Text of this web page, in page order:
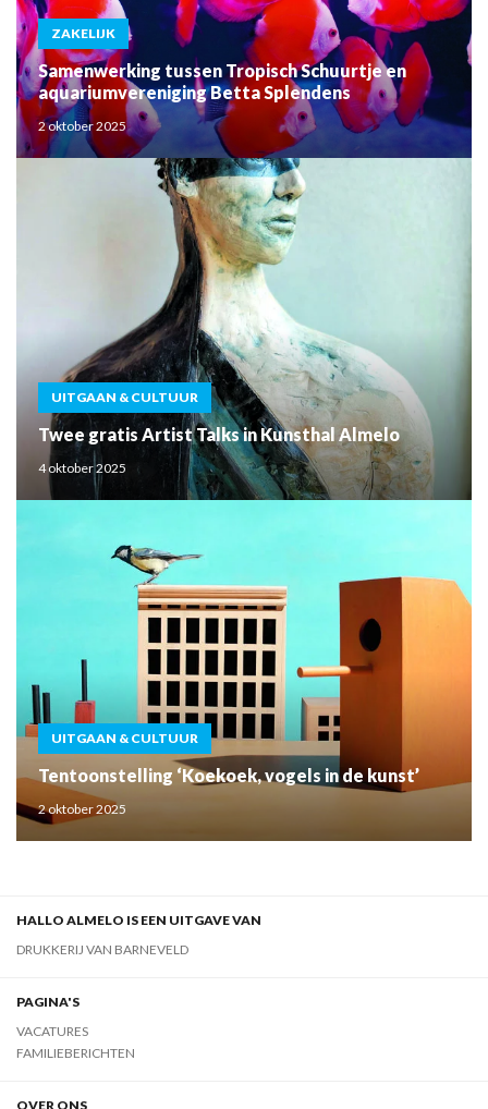
ZAKELIJK
Samenwerking tussen Tropisch Schuurtje en
aquariumvereniging Betta Splendens
2 oktober 2025
UITGAAN & CULTUUR
Twee gratis Artist Talks in Kunsthal Almelo
4 oktober 2025
UITGAAN & CULTUUR
Tentoonstelling ‘Koekoek, vogels in de kunst’
2 oktober 2025
HALLO ALMELO IS EEN UITGAVE VAN
DRUKKERIJ VAN BARNEVELD
PAGINA'S
VACATURES
FAMILIEBERICHTEN
OVER ONS